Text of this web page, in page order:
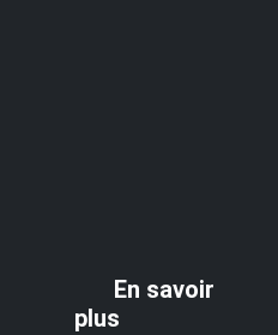
En savoir
plus